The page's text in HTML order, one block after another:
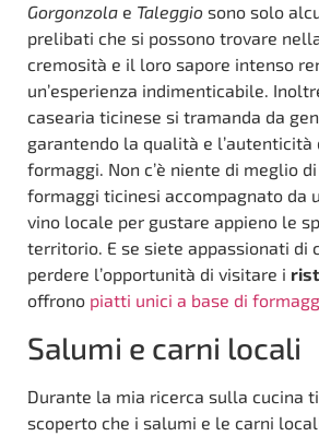
Gorgonzola e Taleggio sono solo
prelibati che si possono trovare
cremosità e il loro sapore intenso
un’esperienza indimenticabile.
casearia ticinese si tramanda da
garantendo la qualità e l’autenticità
formaggi. Non c’è niente di meglio
formaggi ticinesi accompagnato da
vino locale per gustare appieno le
territorio. E se siete appassionati di
perdere l’opportunità di visitare i
offrono piatti unici a base di
Salumi e carni locali
Durante la mia ricerca sulla cucina
scoperto che i salumi e le carni